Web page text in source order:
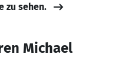
zu sehen.
Michael